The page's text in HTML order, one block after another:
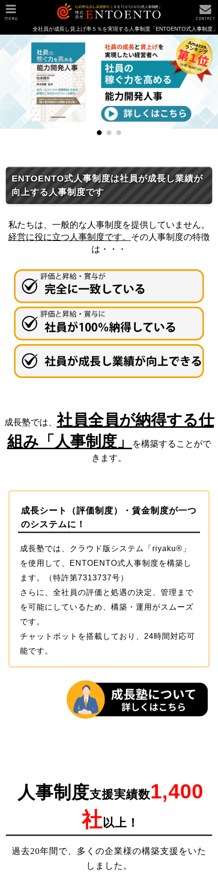
全社員が成長し賃上げ率５％を実現する人事制度「ENTOENTO式人事制度」
ENTOENTO式人事制度は社員が成長し業績が
向上する人事制度です
私たちは、一般的な人事制度を提供していません。
経営に役に立つ人事制度です。 その人事制度の特徴
は・・・
成長塾では、社員全員が納得する仕
組み「人事制度」
を構築することがで
きます。
成長シート（評価制度）・賃金制度が一つ
のシステムに！
成長塾では、クラウド版システム「riyaku®」
を使用して、ENTOENTO式人事制度を構築し
ます。（特許第7313737号）
さらに、全社員の評価と処遇の決定、管理まで
を可能にしているため、構築・運用がスムーズ
です。
チャットボットを搭載しており、24時間対応可
能です。
人事制度支援実績数1,400
社以上！
過去20年間で、多くの企業様の構築支援をいた
しました。
MENU CONTACT